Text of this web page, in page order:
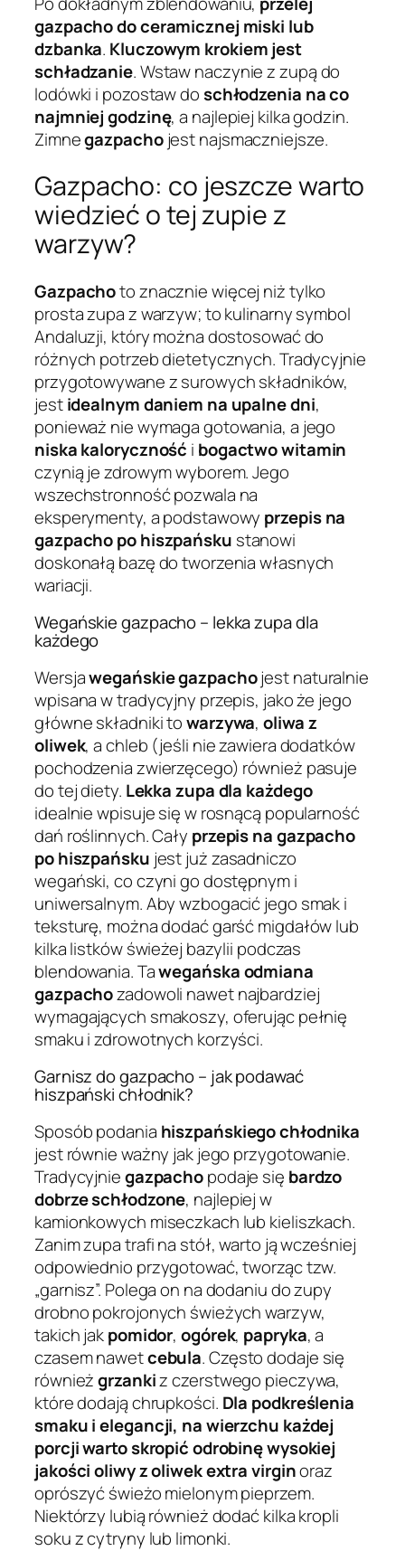
gazpacho do ceramicznej miski lub
dzbanka. Kluczowym krokiem jest
schładzanie. Wstaw naczynie z zupą do
lodówki i pozostaw doschłodzenia na co
najmniej godzinę, a najlepiej kilka godzin.
Zimnegazpachojest najsmaczniejsze.
Gazpacho: co jeszcze warto
wiedzieć o tej zupie z
warzyw?
Gazpachoto znacznie więcej niż tylko
prosta zupa z warzyw; to kulinarny symbol
Andaluzji, który można dostosować do
różnych potrzeb dietetycznych. Tradycyjnie
przygotowywane z surowych składników,
jestidealnym daniem na upalne dni,
ponieważ nie wymaga gotowania, a jego
niska kaloryczność i bogactwo witamin
czynią je zdrowym wyborem. Jego
wszechstronność pozwala na
eksperymenty, a podstawowy przepis na
gazpacho po hiszpańsku stanowi
doskonałą bazę do tworzenia własnych
wariacji.
Wegańskie gazpacho – lekka zupa dla
każdego
Wersjawegańskie gazpachojest naturalnie
wpisana w tradycyjny przepis, jako że jego
główne składniki towarzywa,oliwa z
oliwek, a chleb (jeśli nie zawiera dodatków
pochodzenia zwierzęcego) również pasuje
do tej diety. Lekka zupa dla każdego
idealnie wpisuje się w rosnącą popularność
dań roślinnych. Cały przepis na gazpacho
po hiszpańsku jest już zasadniczo
wegański, co czyni go dostępnym i
uniwersalnym. Aby wzbogacić jego smak i
teksturę, można dodać garść migdałów lub
kilka listków świeżej bazylii podczas
blendowania. Tawegańska odmiana
gazpachozadowoli nawet najbardziej
wymagających smakoszy, oferując pełnię
smaku i zdrowotnych korzyści.
Garnisz do gazpacho – jak podawać
hiszpański chłodnik?
Sposób podania hiszpańskiego chłodnika
jest równie ważny jak jego przygotowanie.
Tradycyjniegazpachopodaje się bardzo
dobrze schłodzone, najlepiej w
kamionkowych miseczkach lub kieliszkach.
Zanim zupa trafi na stół, warto ją wcześniej
odpowiednio przygotować, tworząc tzw.
„garnisz”. Polega on na dodaniu do zupy
drobno pokrojonych świeżych warzyw,
takich jakpomidor,ogórek, papryka, a
czasem nawetcebula. Często dodaje się
równieżgrzankiz czerstwego pieczywa,
które dodają chrupkości. Dla podkreślenia
smaku i elegancji, na wierzchu każdej
porcji warto skropić odrobinę wysokiej
jakości oliwy z oliwek extra virginoraz
oprószyć świeżo mielonym pieprzem.
Niektórzy lubią również dodać kilka kropli
soku z cytryny lub limonki.